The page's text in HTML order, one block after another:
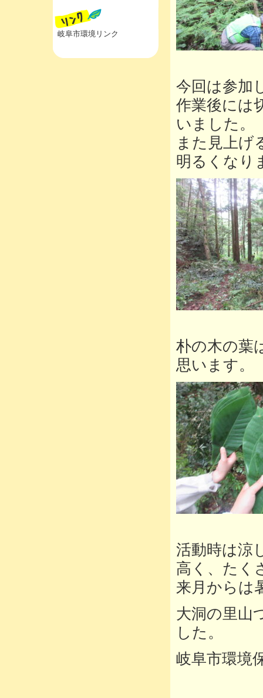
岐阜市環境リンク
今回は参加
作業後には
いました。
また見上げ
明るくなり
朴の木の葉
思います。
活動時は涼
高く、たく
来月からは
大洞の里山
した。
岐阜市環境